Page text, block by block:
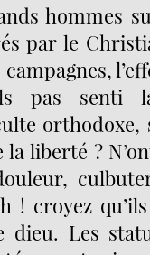
hommes
par le
pas senti
liberté ?
! croyez
Les